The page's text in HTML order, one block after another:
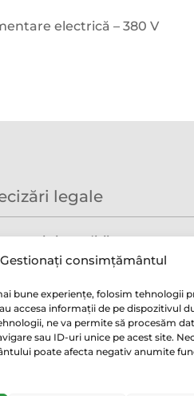
Gestionați consimțământul
bune experiențe, folosim tehnologii
accesa informații de pe dispozitivul
ne va permite să procesăm
sau ID-uri unice pe acest site.
poate afecta negativ anumite
electrică – 380 V
legale
și condiții
Politica GDPR
utilizare cookie
acordare Garanție